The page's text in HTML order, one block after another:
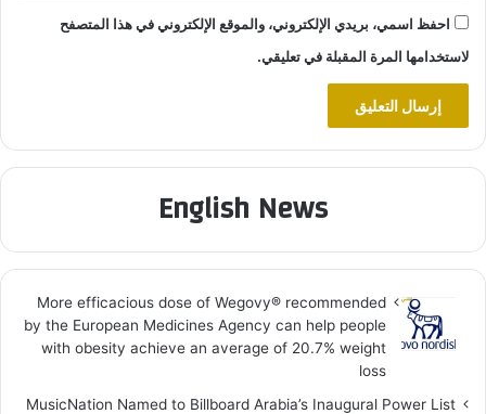
احفظ اسمي، بريدي الإلكتروني، والموقع الإلكتروني في هذا المتصفح
لاستخدامها المرة المقبلة في تعليقي.
English News
More efficacious dose of Wegovy®️ recommended
by the European Medicines Agency can help people
with obesity achieve an average of 20.7% weight
loss
MusicNation Named to Billboard Arabia’s Inaugural Power List